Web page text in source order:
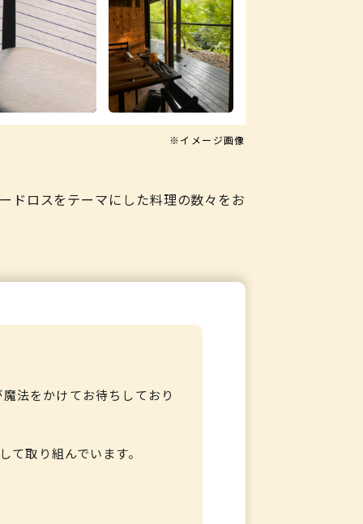
※イメージ画像
ドロスをテーマにした料理の数々をお
法をかけてお待ちしており
取り組んでいます。